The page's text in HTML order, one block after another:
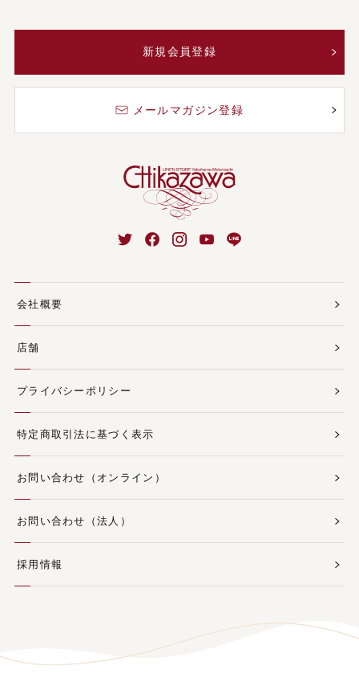
新規会員登録
メールマガジン登録
会社概要
店舗
プライバシーポリシー
特定商取引法に基づく表示
お問い合わせ（オンライン）
お問い合わせ（法人）
採用情報